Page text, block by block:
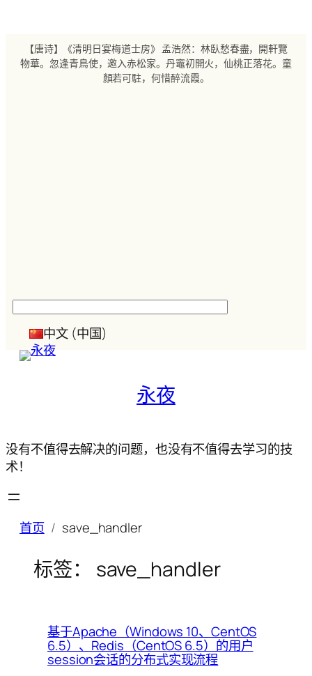
【唐诗】《清明日宴梅道士房》 孟浩然：林臥愁春盡，開軒覽
物華。忽逢青鳥使，邀入赤松家。丹竈初開火，仙桃正落花。童
顏若可駐，何惜醉流霞。
中文 (中国)
永夜
没有不值得去解决的问题，也没有不值得去学习的技
术！
首页 save_handler
标签： save_handler
基于Apache（Windows 10、CentOS
6.5）、Redis（CentOS 6.5）的用户
session会话的分布式实现流程